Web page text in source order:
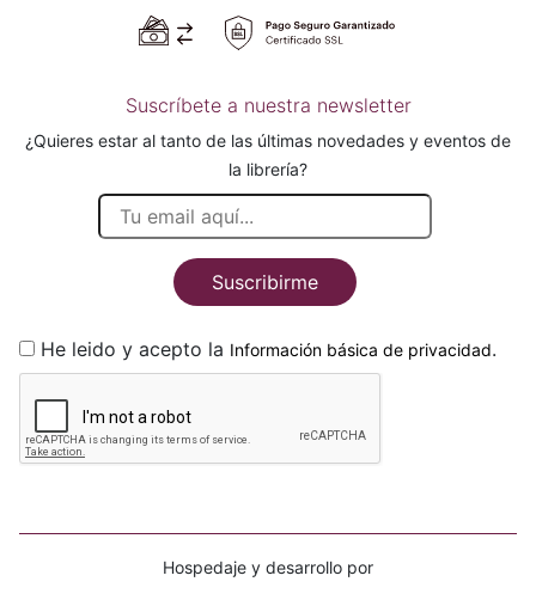
Suscríbete a nuestra newsletter
¿Quieres estar al tanto de las últimas novedades y eventos de
la librería?
Suscribirme
He leido y acepto la Información básica de privacidad.
Hospedaje y desarrollo por